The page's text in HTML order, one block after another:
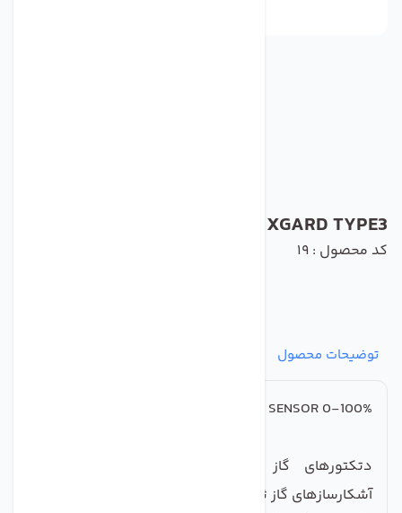
CROWCON XGARD TYPE3
کد محصول : 19
توضیحات محصول
0-100% LEL METHAN SENSOR
آشکارسازهای گاز ثابت را برای تشخیص گازهای سمی، قابل